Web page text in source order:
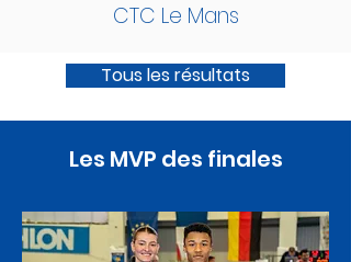
CTC Le Mans
Tous les résultats
Les MVP des finales